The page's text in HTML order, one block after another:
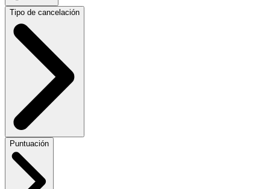
Tipo de cancelación
Puntuación